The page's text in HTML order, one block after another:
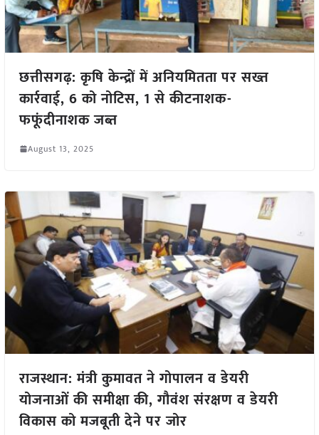
छत्तीसगढ़: कृषि केन्द्रों में अनियमितता पर सख्त
कार्रवाई, 6 को नोटिस, 1 से कीटनाशक-
फफूंदीनाशक जब्त
August 13, 2025
राजस्थान: मंत्री कुमावत ने गोपालन व डेयरी
योजनाओं की समीक्षा की, गौवंश संरक्षण व डेयरी
विकास को मजबूती देने पर जोर